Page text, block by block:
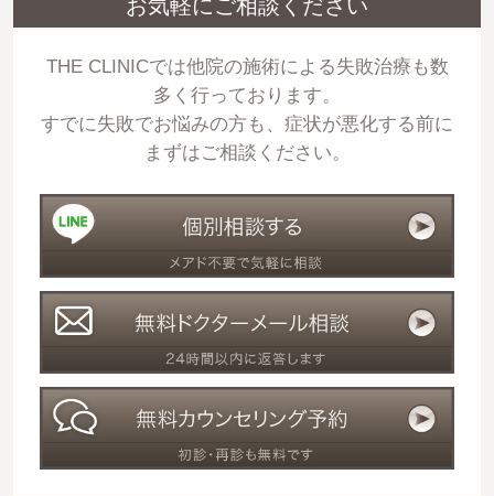
お気軽にご相談ください
THE CLINICでは他院の施術による失敗治療も数
多く行っております。
すでに失敗でお悩みの方も、症状が悪化する前に
まずはご相談ください。